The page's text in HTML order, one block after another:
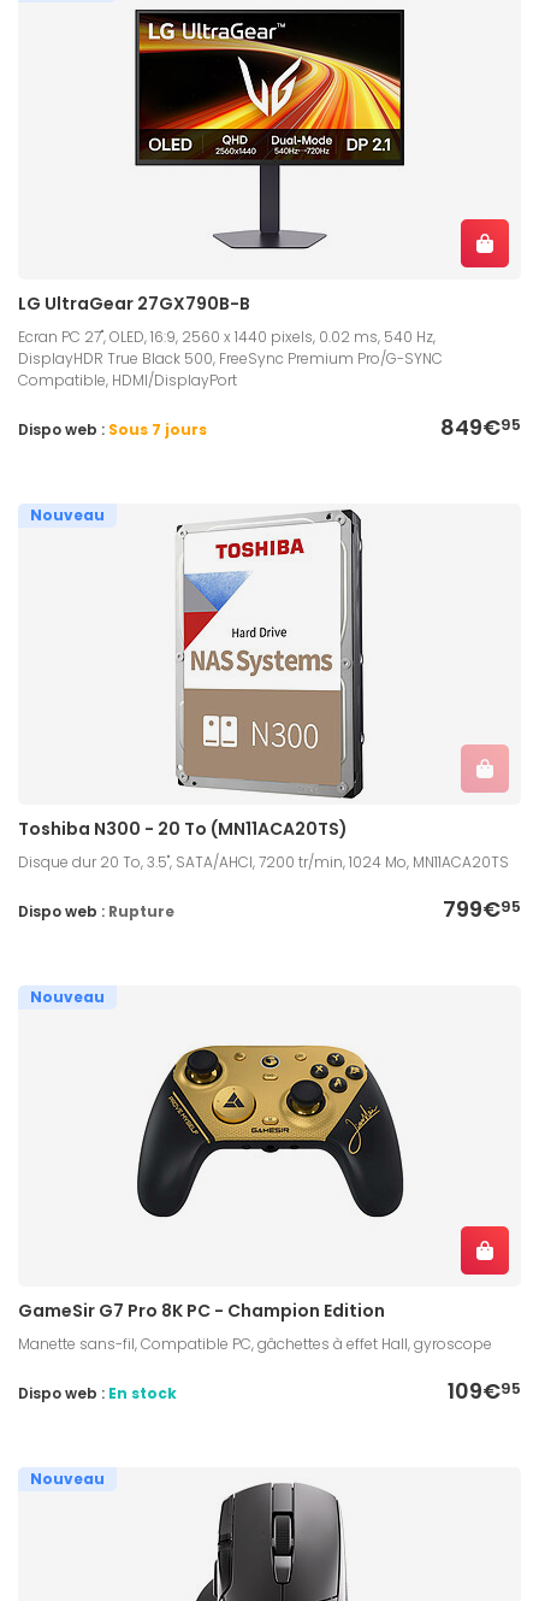
LG UltraGear 27GX790B-B
Ecran PC 27", OLED, 16:9, 2560 x 1440 pixels, 0.02 ms, 540 Hz,
DisplayHDR True Black 500, FreeSync Premium Pro/G-SYNC
Compatible, HDMI/DisplayPort
849€95
Dispo web : Sous 7 jours
Nouveau
Toshiba N300 - 20 To (MN11ACA20TS)
Disque dur 20 To, 3.5", SATA/AHCI, 7200 tr/min, 1024 Mo, MN11ACA20TS
799€95
Dispo web : Rupture
Nouveau
GameSir G7 Pro 8K PC - Champion Edition
Manette sans-fil, Compatible PC, gâchettes à effet Hall, gyroscope
109€95
Dispo web : En stock
Nouveau